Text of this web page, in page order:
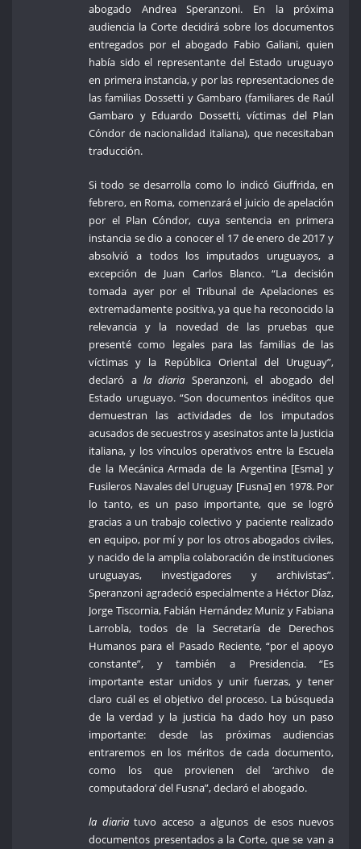
abogado Andrea Speranzoni. En la próxima
audiencia la Corte decidirá sobre los documentos
entregados por el abogado Fabio Galiani, quien
había sido el representante del Estado uruguayo
en primera instancia, y por las representaciones de
las familias Dossetti y Gambaro (familiares de Raúl
Gambaro y Eduardo Dossetti, víctimas del Plan
Cóndor de nacionalidad italiana), que necesitaban
traducción.
Si todo se desarrolla como lo indicó Giuffrida, en
febrero, en Roma, comenzará el juicio de apelación
por el Plan Cóndor, cuya sentencia en primera
instancia se dio a conocer el 17 de enero de 2017 y
absolvió a todos los imputados uruguayos, a
excepción de Juan Carlos Blanco. “La decisión
tomada ayer por el Tribunal de Apelaciones es
extremadamente positiva, ya que ha reconocido la
relevancia y la novedad de las pruebas que
presenté como legales para las familias de las
víctimas y la República Oriental del Uruguay”,
declaró a la diaria Speranzoni, el abogado del
Estado uruguayo. “Son documentos inéditos que
demuestran las actividades de los imputados
acusados de secuestros y asesinatos ante la Justicia
italiana, y los vínculos operativos entre la Escuela
de la Mecánica Armada de la Argentina [Esma] y
Fusileros Navales del Uruguay [Fusna] en 1978. Por
lo tanto, es un paso importante, que se logró
gracias a un trabajo colectivo y paciente realizado
en equipo, por mí y por los otros abogados civiles,
y nacido de la amplia colaboración de instituciones
uruguayas, investigadores y archivistas”.
Speranzoni agradeció especialmente a Héctor Díaz,
Jorge Tiscornia, Fabián Hernández Muniz y Fabiana
Larrobla, todos de la Secretaría de Derechos
Humanos para el Pasado Reciente, “por el apoyo
constante”, y también a Presidencia. “Es
importante estar unidos y unir fuerzas, y tener
claro cuál es el objetivo del proceso. La búsqueda
de la verdad y la justicia ha dado hoy un paso
importante: desde las próximas audiencias
entraremos en los méritos de cada documento,
como los que provienen del ‘archivo de
computadora’ del Fusna”, declaró el abogado.
la diariatuvo acceso a algunos de esos nuevos
documentos presentados a la Corte, que se van a